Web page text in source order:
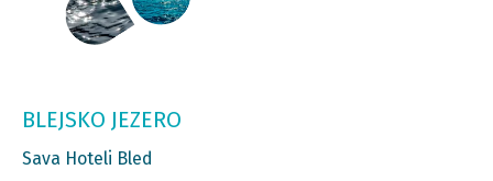
BLEJSKO JEZERO
Sava Hoteli Bled